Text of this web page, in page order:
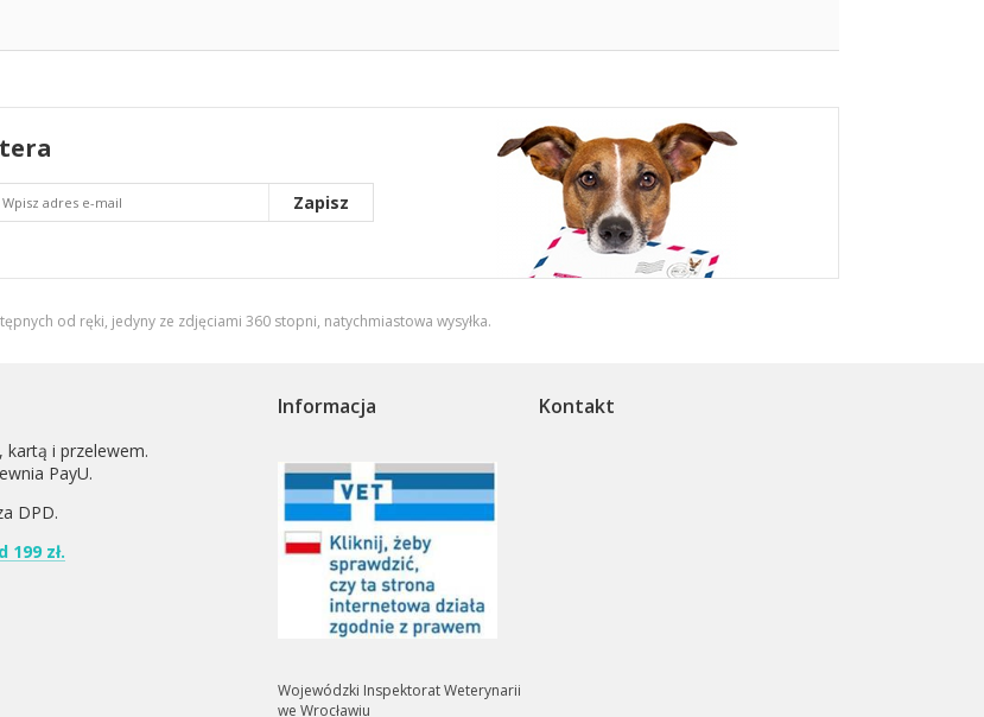
Zapisz
od ręki, jedyny ze zdjęciami 360 stopni, natychmiastowa wysyłka.
kartą i przelewem.
PayU.
DPD.
zł.
Informacja
Wojewódzki Inspektorat Weterynarii
we Wrocławiu
Kontakt